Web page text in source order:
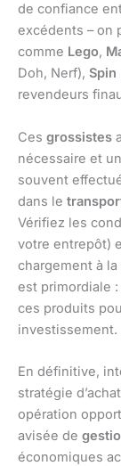
de confiance
excédents – on
comme Lego,
Doh, Nerf), Spin
revendeurs
Ces grossistes
nécessaire et
souvent
dans le
Vérifiez les
votre entrepôt)
chargement à
est primordiale
ces produits
investissement.
En définitive,
stratégie
opération
avisée de
économiques